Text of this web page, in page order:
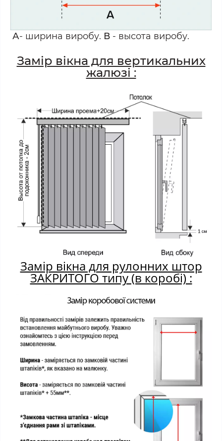
А- ширина виробу. В - высота виробу.
Замір вікна для вертикальних
жалюзі :
Замір вікна для рулонних штор
ЗАКРИТОГО типу (в коробі) :